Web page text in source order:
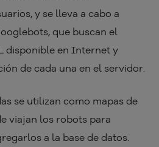
y se lleva a cabo a
que buscan el
disponible en Internet y
de cada una en el servidor.
se utilizan como mapas de
viajan los robots para
a la base de datos.